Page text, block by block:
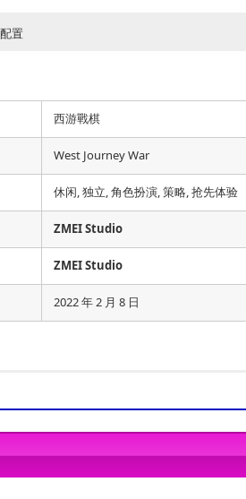
置
西游戰棋
West Journey War
休闲, 独立, 角色扮演, 策略, 抢先体验
ZMEI Studio
ZMEI Studio
2022 年 2 月 8 日